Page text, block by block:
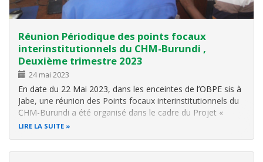
Réunion Périodique des points focaux
interinstitutionnels du CHM-Burundi ,
Deuxième trimestre 2023
24 mai 2023
En date du 22 Mai 2023, dans les enceintes de l’OBPE sis à
Jabe, une réunion des Points focaux interinstitutionnels du
CHM-Burundi a été organisé dans le cadre du Projet «
CHM-OBPE» du Programme de recherche, d’échange
LIRE LA SUITE